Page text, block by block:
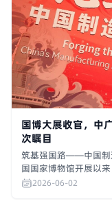
国博大展收官，中
次瞩目
筑基强国路——中国制
国国家博物馆开展以
硕成果。截至收官日
2026-06-02